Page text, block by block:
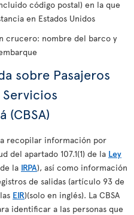
código postal) en la que
en Estados Unidos
crucero: nombre del barco y
sobre Pasajeros
Servicios
(CBSA)
a recopilar información por
del apartado 107.1(1) de la Ley
la IRPA), así como información
de salidas (artículo 93 de
EIR)(solo en inglés). La CBSA
identificar a las personas que